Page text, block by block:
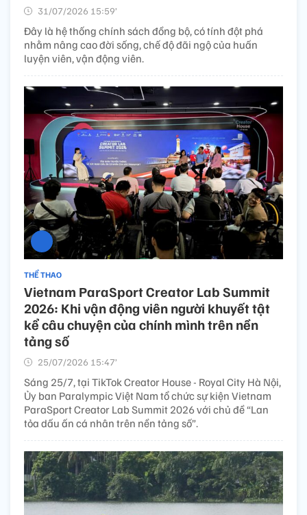
31/07/2026 15:59’
Đây là hệ thống chính sách đồng bộ, có tính đột phá
nhằm nâng cao đời sống, chế độ đãi ngộ của huấn
luyện viên, vận động viên.
THỂ THAO
Vietnam ParaSport Creator Lab Summit
2026: Khi vận động viên người khuyết tật
kể câu chuyện của chính mình trên nền
tảng số
25/07/2026 15:47’
Sáng 25/7, tại TikTok Creator House - Royal City Hà Nội,
Ủy ban Paralympic Việt Nam tổ chức sự kiện Vietnam
ParaSport Creator Lab Summit 2026 với chủ đề “Lan
tỏa dấu ấn cá nhân trên nền tảng số”.